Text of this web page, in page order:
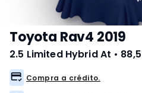
Toyota Rav4 2019
2.5 Limited Hybrid At •
Compra a crédito.